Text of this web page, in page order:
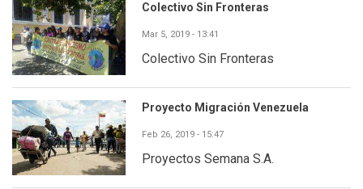
Colectivo Sin Fronteras
Mar 5, 2019 - 13:41
Colectivo Sin Fronteras
Proyecto Migración Venezuela
Feb 26, 2019 - 15:47
Proyectos Semana S.A.